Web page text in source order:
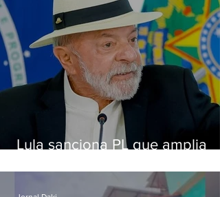
Lula sanciona PL que amplia
crianças